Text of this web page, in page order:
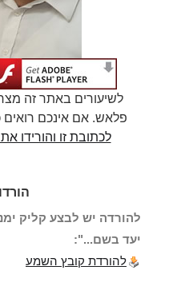
לשיעורים באתר זה
פלאש. אם אינכם רואים
לכתובת זו והורידו את
הורדות
להורדה יש לבצע קליק
יעד בשם...":
להורדת קובץ השמע